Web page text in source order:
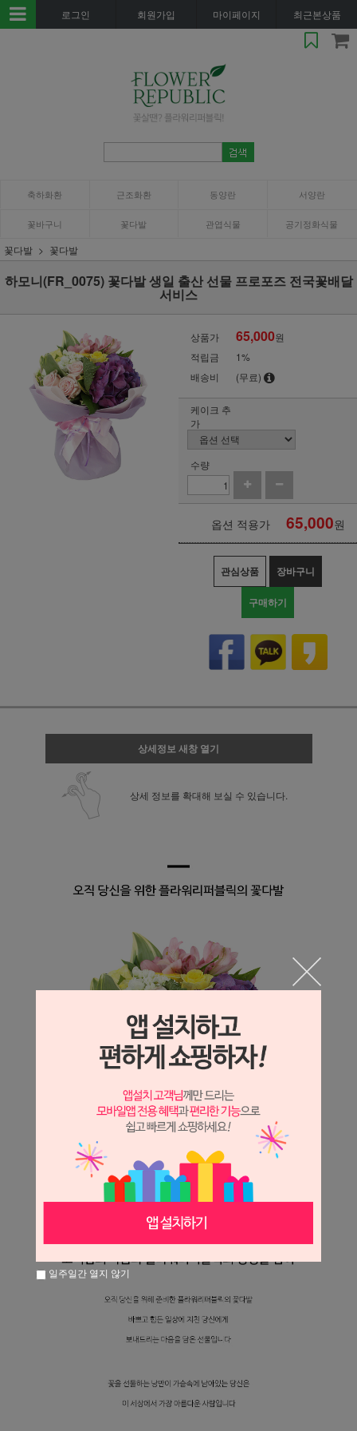
로그인 회원가입 마이페이지 최근본상품
축하화환 근조화환 동양란 서양란
꽃바구니 꽃다발 관엽식물 공기정화식물
꽃다발 꽃다발
하모니(FR_0075) 꽃다발 생일 출산 선물 프로포즈 전국꽃배달
서비스
상품가 65,000원
적립금
1%
배송비
(무료)
케이크 추
가
수량
옵션 적용가 65,000원
관심상품 장바구니
구매하기
상세정보 새창 열기
상세 정보를 확대해 보실 수 있습니다.
일주일간 열지 않기